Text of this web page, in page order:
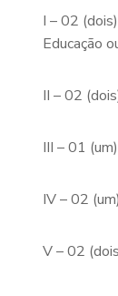
I – 02
Educação
II – 02
III – 01
IV – 02
V – 02